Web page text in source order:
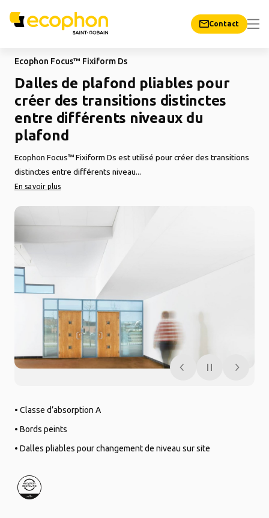
Contact
Ecophon Focus™ Fixiform Ds
Dalles de plafond pliables pour
créer des transitions distinctes
entre différents niveaux du
plafond
Ecophon Focus™ Fixiform Ds est utilisé pour créer des transitions
distinctes entre différents niveau...
En savoir plus
• Classe d’absorption A
• Bords peints
• Dalles pliables pour changement de niveau sur site